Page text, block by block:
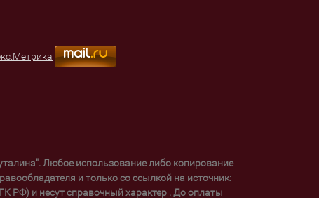
Любое использование либо копирование
и только со ссылкой на источник:
РФ) и несут справочный характер . До оплаты